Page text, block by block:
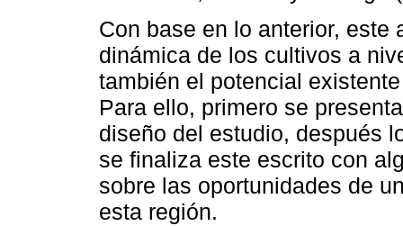
Con base en lo anterior,
dinámica de los cultivos a
también el potencial
Para ello, primero se
diseño del estudio, después
se finaliza este escrito con
sobre las oportunidades de
esta región.